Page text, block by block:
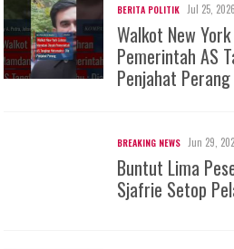
BERITA POLITIK Jul 25, 2026
Walkot New
Pemerintah AS
Penjahat
BREAKING NEWS Jun 29,
Buntut Lima
Sjafrie Setop